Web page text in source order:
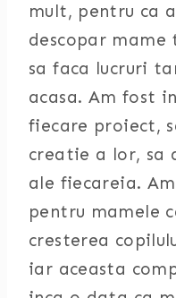
mult, pentru ca
descopar mame
sa faca lucruri
acasa. Am fost
fiecare proiect,
creatie a lor, sa
ale fiecareia.
pentru mamele
cresterea
iar aceasta